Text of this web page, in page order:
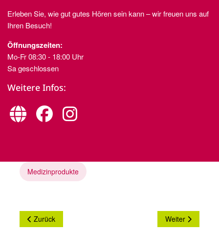
Erleben Sie, wie gut gutes Hören sein kann – wir freuen uns auf
Ihren Besuch!
Öffnungszeiten:
Mo-Fr 08:30 - 18:00 Uhr
Sa geschlossen
Weitere Infos:
fas
fa-
fab
fa- fab
fa-
Medizinprodukte
Vorheriger Beitrag: Geyer Aktiv
Zurück Nächster
Weiter